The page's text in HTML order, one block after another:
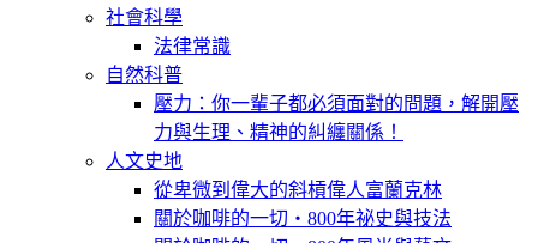
社會科學
法律常識
自然科普
壓力：你一輩子都必須面對的問題，解開壓
力與生理、精神的糾纏關係！
人文史地
從卑微到偉大的斜槓偉人富蘭克林
關於咖啡的一切‧800年祕史與技法